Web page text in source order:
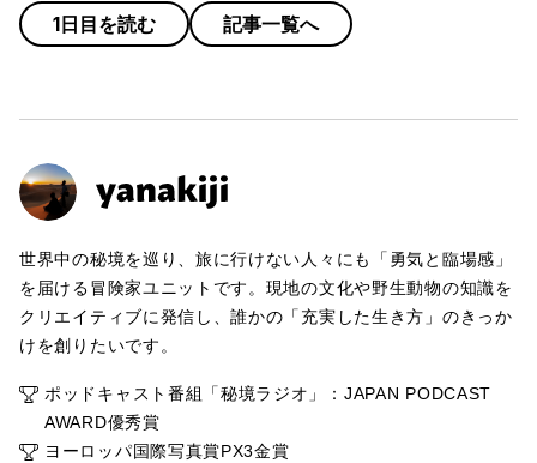
1日目を読む 記事一覧へ
世界中の秘境を巡り、旅に行けない人々にも「勇気と臨場感」
を届ける冒険家ユニットです。現地の文化や野生動物の知識を
クリエイティブに発信し、誰かの「充実した生き方」のきっか
けを創りたいです。
ポッドキャスト番組「秘境ラジオ」：JAPAN PODCAST
AWARD優秀賞
ヨーロッパ国際写真賞PX3金賞